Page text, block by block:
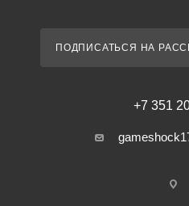
ПОДПИСАТЬСЯ НА
+7 351